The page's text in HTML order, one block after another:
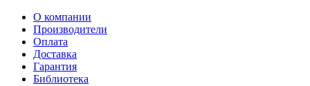
О компании
Производители
Оплата
Доставка
Гарантия
Библиотека